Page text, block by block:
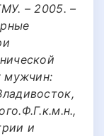
– 2005. –
мужчин:
и